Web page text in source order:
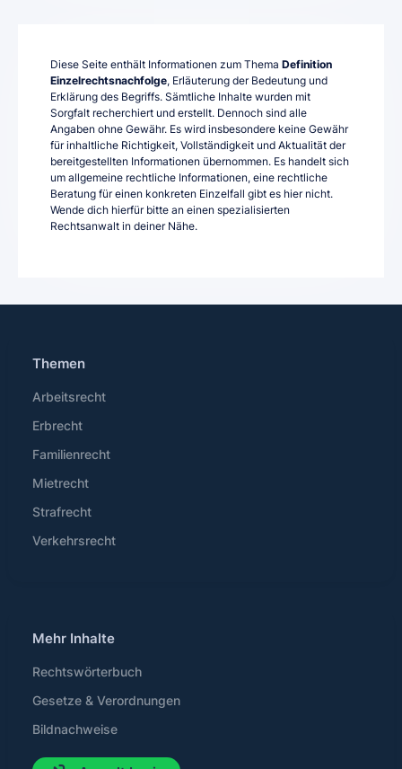
Diese Seite enthält Informationen zum Thema Definition
Einzelrechtsnachfolge, Erläuterung der Bedeutung und
Erklärung des Begriffs. Sämtliche Inhalte wurden mit
Sorgfalt recherchiert und erstellt. Dennoch sind alle
Angaben ohne Gewähr. Es wird insbesondere keine Gewähr
für inhaltliche Richtigkeit, Vollständigkeit und Aktualität der
bereitgestellten Informationen übernommen. Es handelt sich
um allgemeine rechtliche Informationen, eine rechtliche
Beratung für einen konkreten Einzelfall gibt es hier nicht.
Wende dich hierfür bitte an einen spezialisierten
Rechtsanwalt in deiner Nähe.
Themen
Arbeitsrecht
Erbrecht
Familienrecht
Mietrecht
Strafrecht
Verkehrsrecht
Mehr Inhalte
Rechtswörterbuch
Gesetze & Verordnungen
Bildnachweise